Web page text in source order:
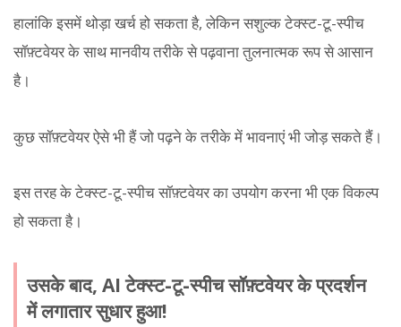
हालांकि इसमें थोड़ा खर्च हो सकता है, लेकिन सशुल्क टेक्स्ट-टू-स्पीच
सॉफ़्टवेयर के साथ मानवीय तरीके से पढ़वाना तुलनात्मक रूप से आसान
है।
कुछ सॉफ़्टवेयर ऐसे भी हैं जो पढ़ने के तरीके में भावनाएं भी जोड़ सकते हैं।
इस तरह के टेक्स्ट-टू-स्पीच सॉफ़्टवेयर का उपयोग करना भी एक विकल्प
हो सकता है।
उसके बाद, AI टेक्स्ट-टू-स्पीच सॉफ़्टवेयर के प्रदर्शन
में लगातार सुधार हुआ!